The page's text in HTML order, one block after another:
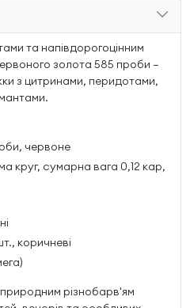
та напівдорогоцінним
золота 585 проби —
з цитринами, перидотами,
червоне
круг, сумарна вага 0,12 кар,
коричневі
природним різнобарв'ям